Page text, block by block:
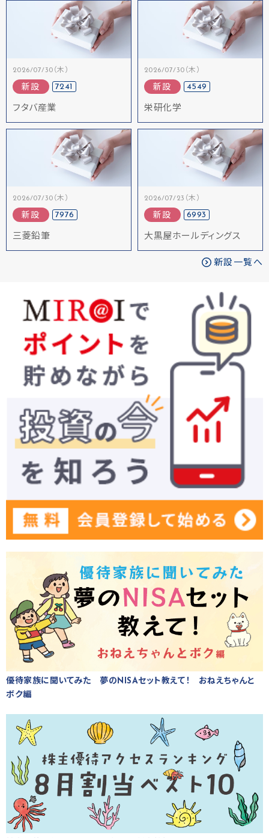
2026/07/30（木）
新設 7241
フタバ産業
2026/07/30（木）
新設 4549
栄研化学
2026/07/30（木）
新設 7976
三菱鉛筆
2026/07/23（木）
新設 6993
大黒屋ホールディングス
新設一覧へ
優待家族に聞いてみた 夢のNISAセット教えて！ おねえちゃんと
ボク編